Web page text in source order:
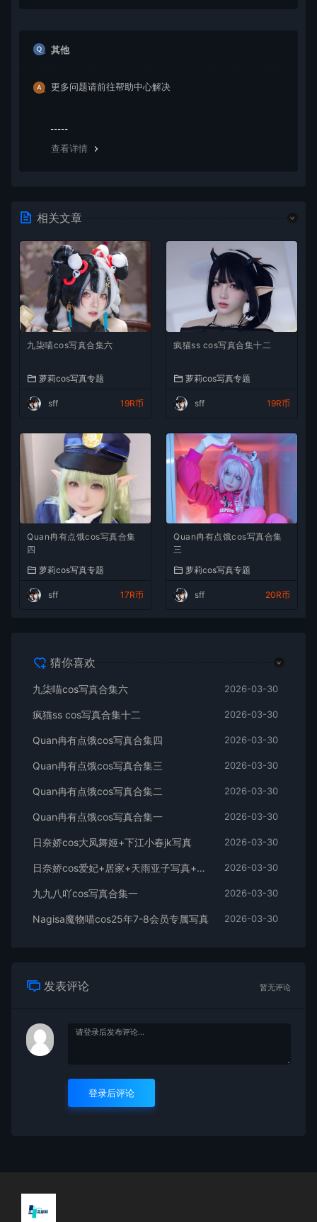
其他
更多问题请前往帮助中心解决
查看详情
相关文章
九柒喵cos写真合集六
萝莉cos写真专题
sff 19R币
疯猫ss cos写真合集十二
萝莉cos写真专题
sff 19R币
Quan冉有点饿cos写真合集
四
萝莉cos写真专题
sff 17R币
Quan冉有点饿cos写真合集
三
萝莉cos写真专题
sff 20R币
猜你喜欢
九柒喵cos写真合集六 2026-03-30
疯猫ss cos写真合集十二 2026-03-30
Quan冉有点饿cos写真合集四 2026-03-30
Quan冉有点饿cos写真合集三 2026-03-30
Quan冉有点饿cos写真合集二 2026-03-30
Quan冉有点饿cos写真合集一 2026-03-30
日奈娇cos大凤舞姬+下江小春jk写真 2026-03-30
日奈娇cos爱妃+居家+天雨亚子写真+视频 2026-03-30
九九八吖cos写真合集一 2026-03-30
Nagisa魔物喵cos25年7-8会员专属写真 2026-03-30
发表评论 暂无评论
登录后评论